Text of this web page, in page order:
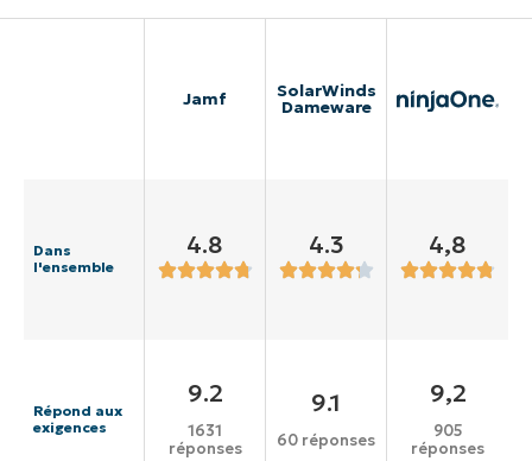
Jamf SolarWinds
Dameware
Dans
l'ensemble
4.8 4.3 4,8
Répond aux
exigences
9.2
1631
réponses
9.1
60 réponses
9,2
905
réponses